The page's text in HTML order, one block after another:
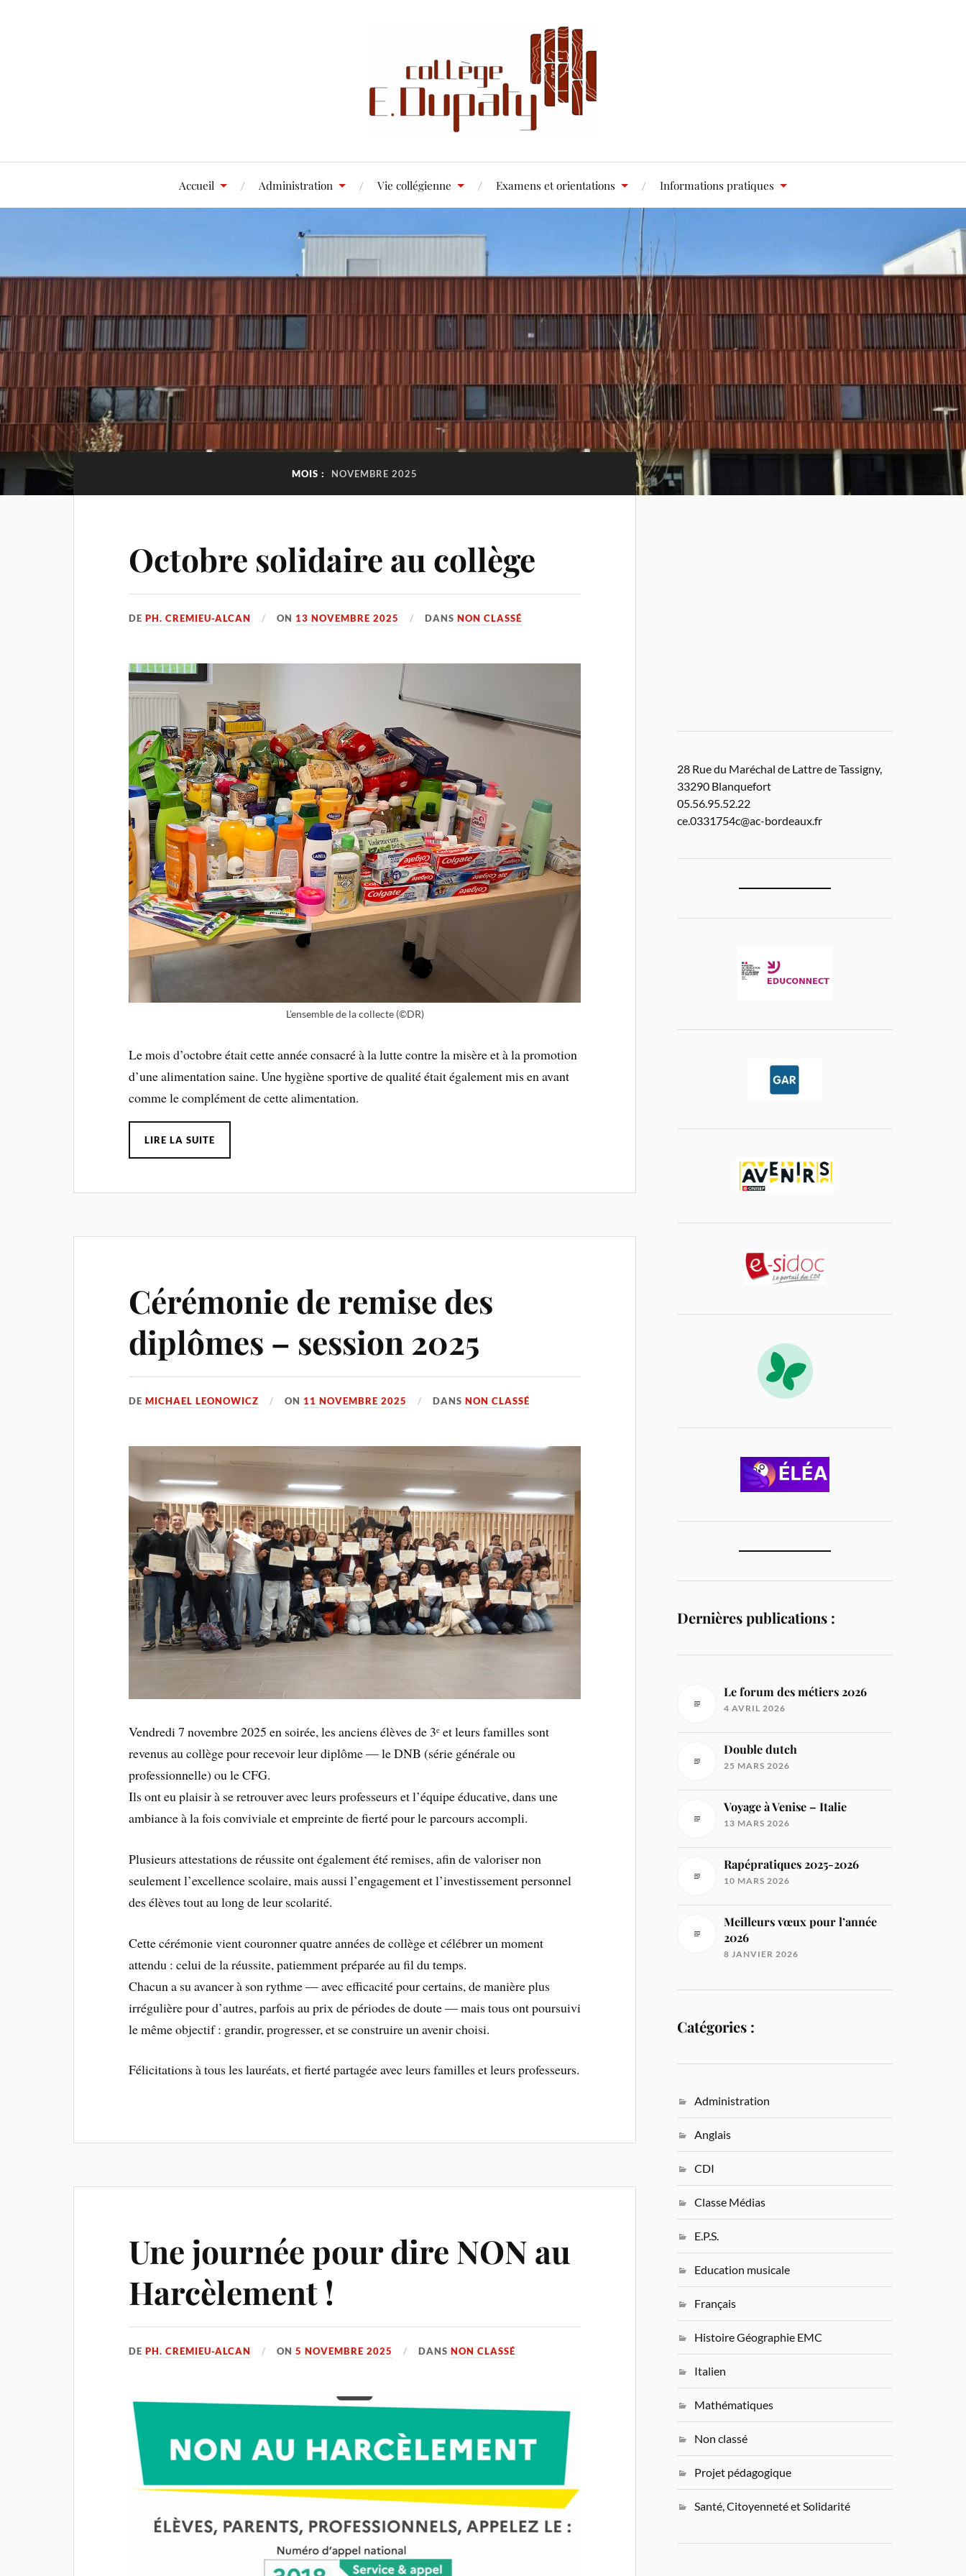
Accueil Administration Vie collégienne Examens et orientations Informations pratiques
MOIS : NOVEMBRE 2025
Octobre solidaire au collège
DEPH. CREMIEU-ALCAN ON 13 NOVEMBRE 2025 DANSNON CLASSÉ
L’ensemble de la collecte (©DR)
Le mois d’octobre était cette année consacré à la lutte contre la misère et à la promotion
d’une alimentation saine. Une hygiène sportive de qualité était également mis en avant
comme le complément de cette alimentation.
LIRE LA SUITE
Cérémonie de remise des
diplômes – session 2025
DEMICHAEL LEONOWICZ ON 11 NOVEMBRE 2025 DANSNON CLASSÉ
Vendredi 7 novembre 2025 en soirée, les anciens élèves de 3ᵉ et leurs familles sont
revenus au collège pour recevoir leur diplôme — le DNB (série générale ou
professionnelle) ou le CFG.
Ils ont eu plaisir à se retrouver avec leurs professeurs et l’équipe éducative, dans une
ambiance à la fois conviviale et empreinte de fierté pour le parcours accompli.
Plusieurs attestations de réussite ont également été remises, afin de valoriser non
seulement l’excellence scolaire, mais aussi l’engagement et l’investissement personnel
des élèves tout au long de leur scolarité.
Cette cérémonie vient couronner quatre années de collège et célébrer un moment
attendu : celui de la réussite, patiemment préparée au fil du temps.
Chacun a su avancer à son rythme — avec efficacité pour certains, de manière plus
irrégulière pour d’autres, parfois au prix de périodes de doute — mais tous ont poursuivi
le même objectif : grandir, progresser, et se construire un avenir choisi.
Félicitations à tous les lauréats, et fierté partagée avec leurs familles et leurs professeurs.
Une journée pour dire NON au
Harcèlement !
DEPH. CREMIEU-ALCAN ON5 NOVEMBRE 2025 DANSNON CLASSÉ
28 Rue du Maréchal de Lattre de Tassigny,
33290 Blanquefort
05.56.95.52.22
ce.0331754c@ac-bordeaux.fr
Dernières publications :
Le forum des métiers 2026
4 AVRIL 2026
Double dutch
25 MARS 2026
Voyage à Venise – Italie
13 MARS 2026
Rapépratiques 2025-2026
10 MARS 2026
Meilleurs vœux pour l’année
2026
8 JANVIER 2026
Catégories :
Administration
Anglais
CDI
Classe Médias
E.P.S.
Education musicale
Français
Histoire Géographie EMC
Italien
Mathématiques
Non classé
Projet pédagogique
Santé, Citoyenneté et Solidarité